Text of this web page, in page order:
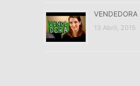
VENDEDORA
13 Abril, 2015